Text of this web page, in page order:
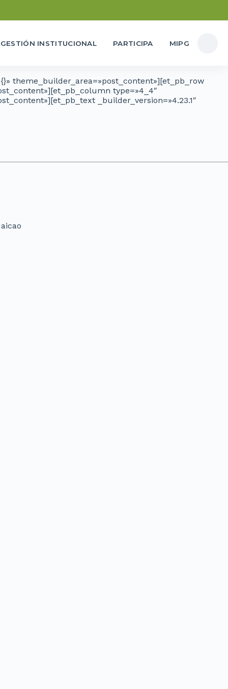
GESTIÓN INSTITUCIONAL PARTICIPA MIPG
theme_builder_area=»post_content»][et_pb_row
type=»4_4″
_builder_version=»4.23.1″